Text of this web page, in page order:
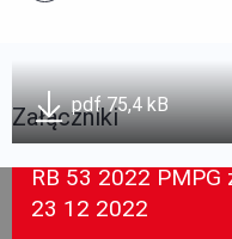
Załączniki
RB 53 2022
23 12 2022
pdf 75,4 kB